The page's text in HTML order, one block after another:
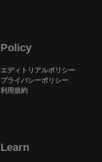
Policy
エディトリアルポリシー
プライバシーポリシー
利用規約
Learn